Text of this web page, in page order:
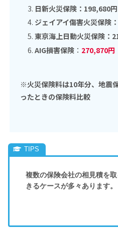
日新火災保険：198,680円
ジェイアイ傷害火災保険
東京海上日動火災保険：
AIG損害保険： 270,870円
※火災保険料は10年分、地震
ったときの保険料比較
複数の保険会社の相見積を
きるケースが多々あります。